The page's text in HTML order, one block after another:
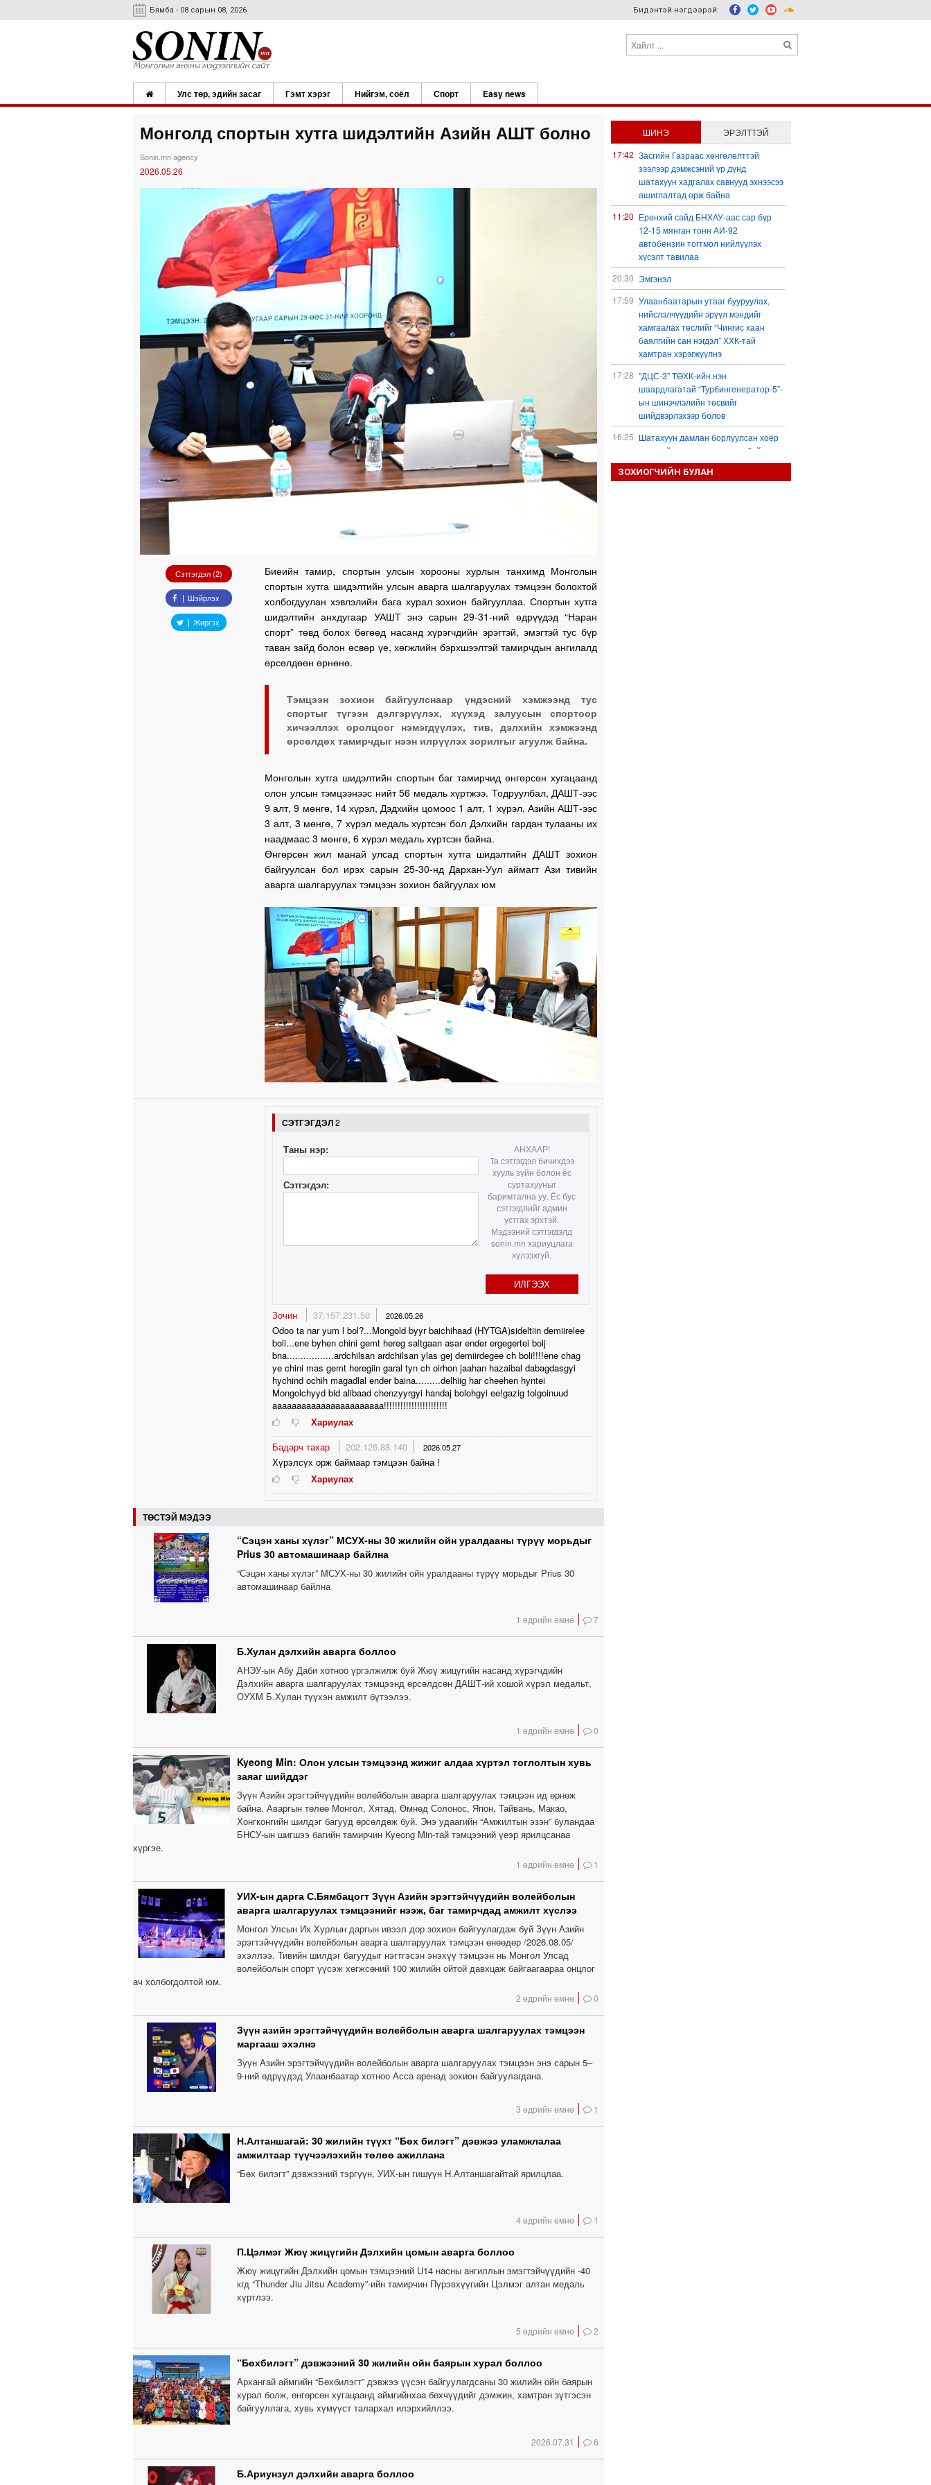
Бямба - 08 сарын 08, 2026 Бидэнтэй нэгдээрэй:
Улс төр, эдийн засаг Гэмт хэрэг Нийгэм, соёл Спорт Easy news
Монголд спортын хутга шидэлтийн Азийн АШТ болно
Sonin.mn agency
2026.05.26
Сэтгэгдэл (2)
Шэйрлэх
Жиргэх
Биеийн тамир, спортын улсын хорооны хурлын танхимд Монголын
спортын хутга шидэлтийн улсын аварга шалгаруулах тэмцээн болохтой
холбогдуулан хэвлэлийн бага хурал зохион байгууллаа. Спортын хутга
шидэлтийн анхдугаар УАШТ энэ сарын 29-31-ний өдрүүдэд “Наран
спорт” төвд болох бөгөөд насанд хүрэгчдийн эрэгтэй, эмэгтэй тус бүр
таван зайд болон өсвөр үе, хөгжлийн бэрхшээлтэй тамирчдын ангилалд
өрсөлдөөн өрнөнө.
Тэмцээн зохион байгуулснаар үндэсний хэмжээнд тус
спортыг түгээн дэлгэрүүлэх, хүүхэд залуусын спортоор
хичээллэх оролцоог нэмэгдүүлэх, тив, дэлхийн хэмжээнд
өрсөлдөх тамирчдыг нээн илрүүлэх зорилгыг агуулж байна.
Монголын хутга шидэлтийн спортын баг тамирчид өнгөрсөн хугацаанд
олон улсын тэмцээнээс нийт 56 медаль хүртжээ. Тодруулбал, ДАШТ-ээс
9 алт, 9 мөнгө, 14 хүрэл, Дэдхийн цомоос 1 алт, 1 хүрэл, Азийн АШТ-ээс
3 алт, 3 мөнгө, 7 хүрэл медаль хүртсэн бол Дэлхийн гардан тулааны их
наадмаас 3 мөнгө, 6 хүрэл медаль хүртсэн байна.
Өнгөрсөн жил манай улсад спортын хутга шидэлтийн ДАШТ зохион
байгуулсан бол ирэх сарын 25-30-нд Дархан-Уул аймагт Ази тивийн
аварга шалгаруулах тэмцээн зохион байгуулах юм
СЭТГЭГДЭЛ2
Таны нэр:
Сэтгэгдэл:
АНХААР!
Та сэтгэгдэл бичихдээ
хууль зүйн болон ёс
суртахууныг
баримтална уу. Ёс бус
сэтгэгдлийг админ
устгах эрхтэй.
Мэдээний сэтгэгдэлд
sonin.mn хариуцлага
хүлээхгүй.
ИЛГЭЭХ
Зочин 37.157.231.50 2026.05.26
Odoo ta nar yum l bol?...Mongold byyr baichihaad (HYTGA)sideltiin demiirelee
boli...ene byhen chini gemt hereg saltgaan asar ender ergegertei bolj
bna.................ardchilsan ardchilsan ylas gej demiirdegee ch boli!!!!ene chag
ye chini mas gemt heregiin garal tyn ch oirhon jaahan hazaibal dabagdasgyi
hychind ochih magadlal ender baina.........delhiig har cheehen hyntei
Mongolchyyd bid alibaad chenzyyrgyi handaj bolohgyi ee!gazig tolgoinuud
aaaaaaaaaaaaaaaaaaaaaaa!!!!!!!!!!!!!!!!!!!!!!!
Хариулах
Бадарч тахар
202.126.88.140 2026.05.27
Хүрэлсүх орж баймаар тэмцээн байна !
Хариулах
ТӨСТЭЙ МЭДЭЭ
“Сэцэн ханы хүлэг” МСУХ-ны 30 жилийн ойн уралдааны түрүү морьдыг
Prius 30 автомашинаар байлна
“Сэцэн ханы хүлэг” МСУХ-ны 30 жилийн ойн уралдааны түрүү морьдыг Prius 30
автомашинаар байлна
1 өдрийн өмнө 7
Б.Хулан дэлхийн аварга боллоо
АНЭУ-ын Абу Даби хотноо үргэлжилж буй Жюү жицүгийн насанд хүрэгчдийн
Дэлхийн аварга шалгаруулах тэмцээнд өрсөлдсөн ДАШТ-ий хошой хүрэл медальт,
ОУХМ Б.Хулан түүхэн амжилт бүтээлээ.
1 өдрийн өмнө 0
Kyeong Min: Олон улсын тэмцээнд жижиг алдаа хүртэл тоглолтын хувь
заяаг шийддэг
Зүүн Азийн эрэгтэйчүүдийн волейболын аварга шалгаруулах тэмцээн ид өрнөж
байна. Аваргын төлөө Монгол, Хятад, Өмнөд Солонос, Япон, Тайвань, Макао,
Хонгконгийн шилдэг багууд өрсөлдөж буй. Энэ удаагийн “Амжилтын эзэн” буландаа
БНСУ-ын шигшээ багийн тамирчин Kyeong Min-тай тэмцээний үеэр ярилцсанаа
хүргэе.
1 өдрийн өмнө 1
УИХ-ын дарга С.Бямбацогт Зүүн Азийн эрэгтэйчүүдийн волейболын
аварга шалгаруулах тэмцээнийг нээж, баг тамирчдад амжилт хүслээ
Монгол Улсын Их Хурлын даргын ивээл дор зохион байгуулагдаж буй Зүүн Азийн
эрэгтэйчүүдийн волейболын аварга шалгаруулах тэмцээн өнөөдөр /2026.08.05/
эхэллээ. Тивийн шилдэг багуудыг нэгтгэсэн энэхүү тэмцээн нь Монгол Улсад
волейболын спорт үүсэж хөгжсөний 100 жилийн ойтой давхцаж байгаагаараа онцлог
ач холбогдолтой юм.
2 өдрийн өмнө 0
Зүүн азийн эрэгтэйчүүдийн волейболын аварга шалгаруулах тэмцээн
маргааш эхэлнэ
Зүүн Азийн эрэгтэйчүүдийн волейболын аварга шалгаруулах тэмцээн энэ сарын 5–
9-ний өдрүүдэд Улаанбаатар хотноо Асса аренад зохион байгуулагдана.
3 өдрийн өмнө 1
Н.Алтаншагай: 30 жилийн түүхт “Бөх билэгт” дэвжээ уламжлалаа
амжилтаар түүчээлэхийн төлөө ажиллана
“Бөх билэгт” дэвжээний тэргүүн, УИХ-ын гишүүн Н.Алтаншагайтай ярилцлаа.
4 өдрийн өмнө 1
П.Цэлмэг Жюү жицүгийн Дэлхийн цомын аварга боллоо
Жюү жицүгийн Дэлхийн цомын тэмцээний U14 насны ангиллын эмэгтэйчүүдийн -40
кгд “Thunder Jiu Jitsu Academy”-ийн тамирчин Пүрэвхүүгийн Цэлмэг алтан медаль
хүртлээ.
5 өдрийн өмнө 2
“Бөхбилэгт” дэвжээний 30 жилийн ойн баярын хурал боллоо
Архангай аймгийн “Бөхбилэгт” дэвжээ үүсэн байгуулагдсаны 30 жилийн ойн баярын
хурал болж, өнгөрсөн хугацаанд аймгийнхаа бөхчүүдийг дэмжин, хамтран зүтгэсэн
байгууллага, хувь хүмүүст талархал илэрхийллээ.
2026.07.31 6
Б.Ариунзул дэлхийн аварга боллоо
ШИНЭ
ЭРЭЛТТЭЙ
17:42 Засгийн Газраас хөнгөлөлттэй
зээлээр дэмжсэний үр дүнд
шатахуун хадгалах савнууд эхнээсээ
ашиглалтад орж байна
11:20 Ерөнхий сайд БНХАУ-аас сар бүр
12-15 мянган тонн АИ-92
автобензин тогтмол нийлүүлэх
хүсэлт тавилаа
20:30 Эмгэнэл
17:59 Улаанбаатарын утааг бууруулах,
нийслэлчүүдийн эрүүл мэндийг
хамгаалах төслийг “Чингис хаан
баялгийн сан нэгдэл” ХХК-тай
хамтран хэрэгжүүлнэ
17:28 "ДЦС-3” ТӨХК-ийн нэн
шаардлагатай “Турбингенератор-5”-
ын шинэчлэлийн төсвийг
шийдвэрлэхээр болов
16:25 Шатахуун дамлан борлуулсан хоёр
зөрчлийг илрүүлэн шалгаж байна
13:18 “Сэцэн ханы хүлэг” МСУХ-ны 30
ЗОХИОГЧИЙН БУЛАН